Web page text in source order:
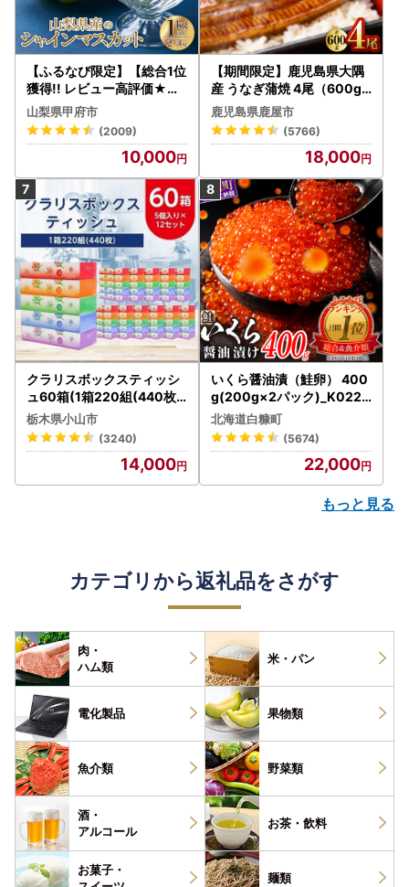
【ふるなび限定】【総合1位
獲得!! レビュー高評価★】
〈2026年度配送分〉山梨
県産 シャインマスカット 2
～3房（1.0kg以上）シャイ
ン フルーツ FN-Limited-S
P
山梨県甲府市
(2009)
10,000
【期間限定】鹿児島県大隅
産 うなぎ蒲焼 4尾（600g
） KN007-004-04-cp18
うなぎ 鰻 魚 惣菜 総菜
鹿児島県鹿屋市
(5766)
18,000
クラリスボックスティッシ
ュ60箱(1箱220組(440枚))
(5個入り×12セット)【配送
不可地域：離島・沖縄県】
【1256759】
栃木県小山市
(3240)
14,000
いくら醤油漬（鮭卵） 400
g(200g×2パック)_K022-
1676
北海道白糠町
(5674)
22,000
もっと見る
カテゴリから返礼品をさがす
肉・
ハム類
米・パン
電化製品 果物類
魚介類 野菜類
酒・
アルコール
お茶・ 飲料
お菓子・
麺類